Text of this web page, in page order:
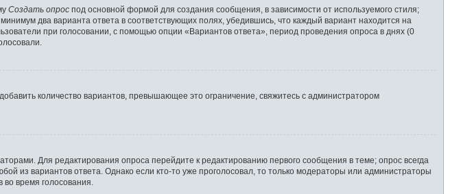
Создать опрос под основной формой для создания сообщения, в зависимости от используемого стиля;
два варианта ответа в соответствующих полях, убедившись, что каждый вариант находится на
при голосовании, с помощью опции «Вариантов ответа», период проведения опроса в днях (0
количество вариантов, превышающее это ограничение, свяжитесь с администратором
Для редактирования опроса перейдите к редактированию первого сообщения в теме; опрос всегда
из вариантов ответа. Однако если кто-то уже проголосовал, то только модераторы или администраторы
во время голосования.